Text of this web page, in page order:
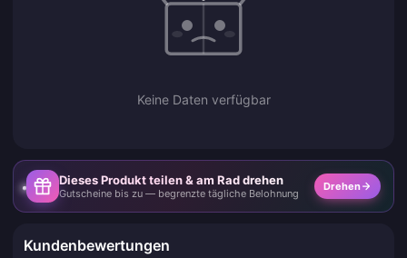
Keine Daten verfügbar
Dieses Produkt teilen & am Rad drehen
Gutscheine bis zu — begrenzte tägliche Belohnung
Drehen
Kundenbewertungen